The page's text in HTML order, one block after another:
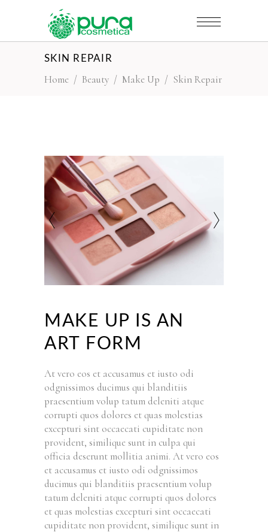
SKIN REPAIR
Home / Beauty / Make Up / Skin Repair
MAKE UP IS AN
ART FORM
At vero eos et accusamus et iusto odi
odgnissimos ducimus qui blanditiis
praesentium volup tatum deleniti atque
corrupti quos dolores et quas molestias
excepturi sint occaecati cupiditate non
provident, similique sunt in culpa qui
officia deserunt mollitia animi. At vero eos
et accusamus et iusto odi odgnissimos
ducimus qui blanditiis praesentium volup
tatum deleniti atque corrupti quos dolores
et quas molestias excepturi sint occaecati
cupiditate non provident, similique sunt in